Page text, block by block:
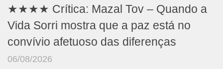
★★★★ Crítica: Mazal Tov – Quando a
Vida Sorri mostra que a paz está no
convívio afetuoso das diferenças
06/08/2026